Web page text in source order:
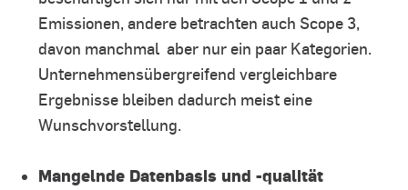
Emissionen, andere betrachten auch Scope 3,
davon manchmal aber nur ein paar Kategorien.
Unternehmensübergreifend vergleichbare
Ergebnisse bleiben dadurch meist eine
Wunschvorstellung.
Mangelnde Datenbasis und -qualität